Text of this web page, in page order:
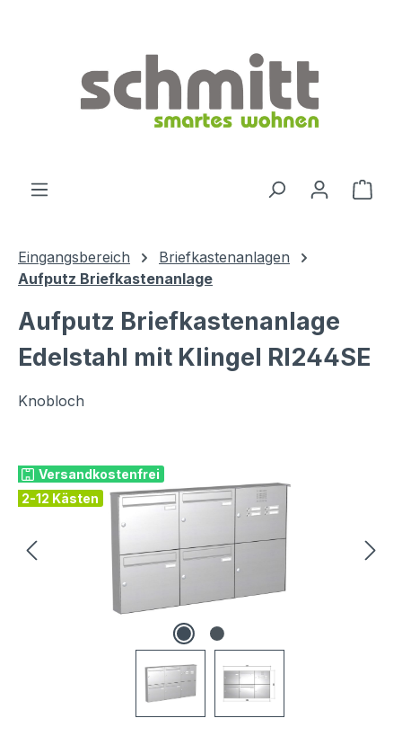
Eingangsbereich
Briefkastenanlagen
Aufputz Briefkastenanlage
Aufputz Briefkastenanlage
Edelstahl mit Klingel RI244SE
Knobloch
Versandkostenfrei
2-12 Kästen